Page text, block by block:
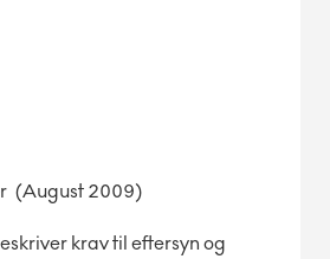
(August 2009)
krav til eftersyn og